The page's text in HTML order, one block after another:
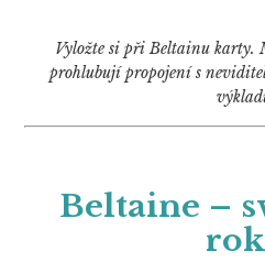
Vyložte si při Beltainu karty.
prohlubují propojení s
Beltaine –